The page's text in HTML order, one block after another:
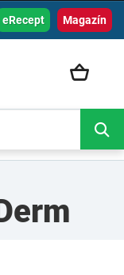
Magazín
eRecept